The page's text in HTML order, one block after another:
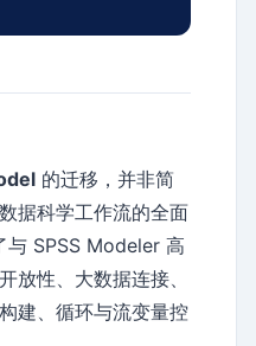
的迁移，并非简
据科学工作流的全面
SPSS Modeler 高
放性、大数据连接、
建、循环与流变量控